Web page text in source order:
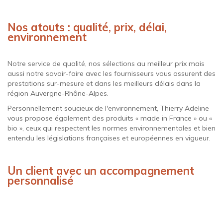
Nos atouts : qualité, prix, délai,
environnement
Notre service de qualité, nos sélections au meilleur prix mais
aussi notre savoir-faire avec les fournisseurs vous assurent des
prestations sur-mesure et dans les meilleurs délais dans la
région Auvergne-Rhône-Alpes.
Personnellement soucieux de l'environnement, Thierry Adeline
vous propose également des produits « made in France » ou «
bio », ceux qui respectent les normes environnementales et bien
entendu les législations françaises et européennes en vigueur.
Un client avec un accompagnement
personnalisé